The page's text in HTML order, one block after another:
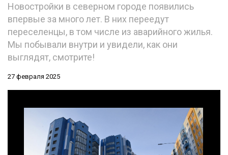
Новостройки в северном городе появились
впервые за много лет. В них переедут
переселенцы, в том числе из аварийного жилья.
Мы побывали внутри и увидели, как они
выглядят, смотрите!
27 февраля 2025